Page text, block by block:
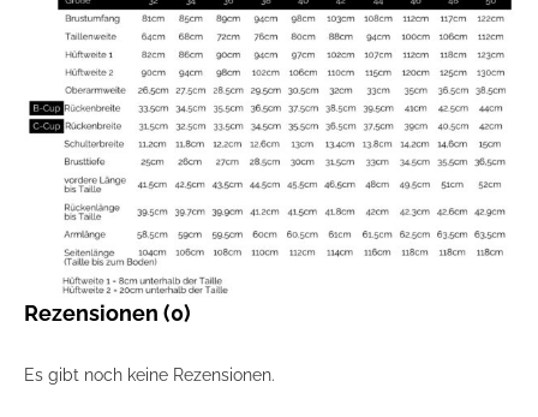
Rezensionen (0)
Es gibt noch keine Rezensionen.